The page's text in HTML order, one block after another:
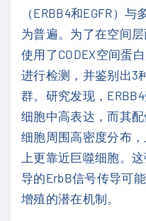
（ERBB4和EGFR）
为普遍。为了在空间
使用了CODEX空间蛋
进行检测，并鉴别出3
群。研究发现，
细胞中高表达，而其配
细胞周围高密度分布
上更靠近巨噬细胞。
导的ErbB信号传导可
增殖的潜在机制。